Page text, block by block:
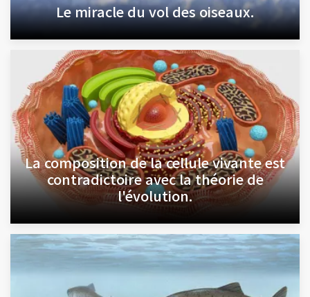
Le miracle du vol des oiseaux.
La composition de la cellule vivante est
contradictoire avec la théorie de
l'évolution.